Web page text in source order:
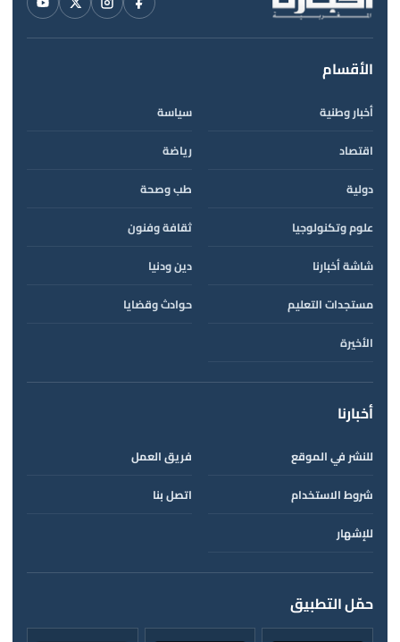
الأقسام
أخبار وطنية
سياسة
اقتصاد
رياضة
دولية
طب وصحة
علوم وتكنولوجيا
ثقافة وفنون
شاشة أخبارنا
دين ودنيا
مستجدات التعليم
حوادث وقضايا
الأخيرة
أخبارنا
للنشر في الموقع
فريق العمل
شروط الاستخدام
اتصل بنا
للإشهار
حمّل التطبيق